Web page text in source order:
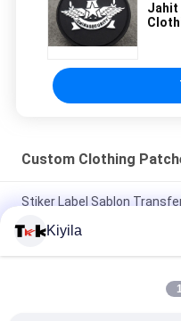
Jahit
Custom Clothing
Stiker Label Sablon
Perekat Silicone Patch
Kiyila